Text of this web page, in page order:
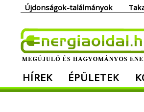
Újdonságok-találmányok
Megújuló és
HÍREK ÉPÜLETEK